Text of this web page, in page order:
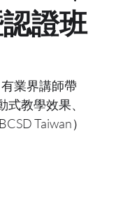
證班
業界講師帶
教學效果、
Taiwan）